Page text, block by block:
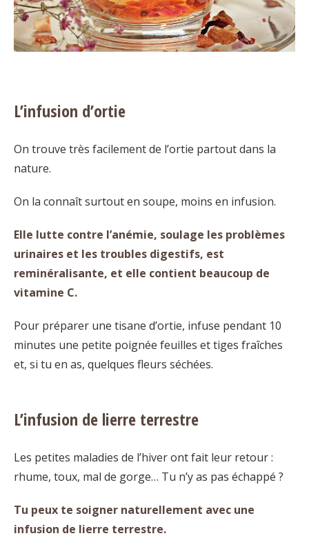
L’infusion d’ortie
On trouve très facilement de l’ortie partout dans la
nature.
On la connaît surtout en soupe, moins en infusion.
Elle lutte contre l’anémie, soulage les problèmes
urinaires et les troubles digestifs, est
reminéralisante, et elle contient beaucoup de
vitamine C.
Pour préparer une tisane d’ortie, infuse pendant 10
minutes une petite poignée feuilles et tiges fraîches
et, si tu en as, quelques fleurs séchées.
L’infusion de lierre terrestre
Les petites maladies de l’hiver ont fait leur retour :
rhume, toux, mal de gorge… Tu n’y as pas échappé ?
Tu peux te soigner naturellement avec une
infusion de lierre terrestre.